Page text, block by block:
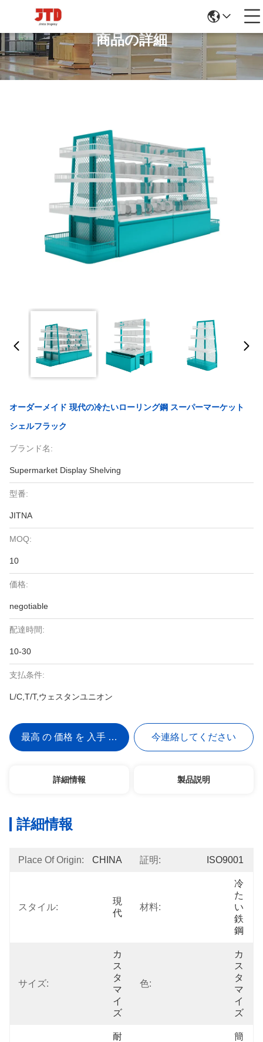
商品の詳細
オーダーメイド 現代の冷たいローリング鋼 スーパーマーケット
シェルフラック
ブランド名:
Supermarket Display Shelving
型番:
JITNA
MOQ:
10
価格:
negotiable
配達時間:
10-30
支払条件:
L/C,T/T,ウェスタンユニオン
最高 の 価格 を 入手 する 今連絡してください
詳細情報 製品説明
詳細情報
Place Of Origin: CHINA 証明: ISO9001
スタイル:
現
代
材料:
冷
た
い
鉄
鋼
サイズ:
カ
ス
タ
マ
イ
ズ
色:
カ
ス
タ
マ
イ
ズ
耐
簡